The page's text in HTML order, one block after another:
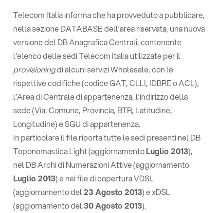
Telecom Italia informa che ha provveduto a pubblicare,
nella sezione DATABASE dell’area riservata, una nuova
versione del DB Anagrafica Centrali, contenente
l’elenco delle sedi Telecom Italia utilizzate per il
provisioningdi alcuni servizi Wholesale, con le
rispettive codifiche (codice GAT, CLLI, IDBRE o ACL),
l’Area di Centrale di appartenenza, l’indirizzo della
sede (Via, Comune, Provincia, BTR, Latitudine,
Longitudine) e SGU di appartenenza.
In particolare il file riporta tutte le sedi presenti nel DB
Toponomastica Light (aggiornamentoLuglio 2013),
nel DB Archi di Numerazioni Attive (aggiornamento
Luglio 2013) e nei file di copertura VDSL
(aggiornamento del23 Agosto 2013) e xDSL
(aggiornamento del30 Agosto 2013).